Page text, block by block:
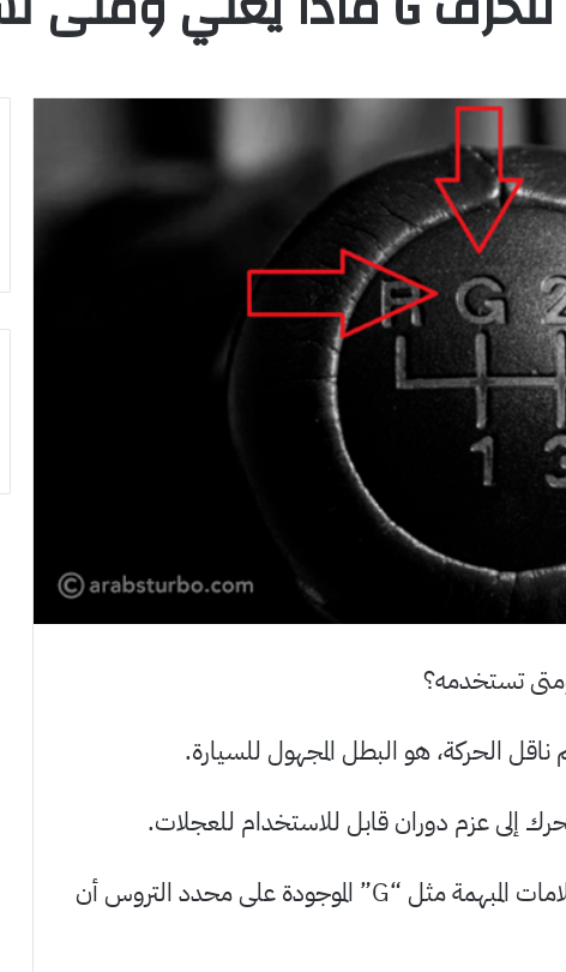
الحركة، هو البطل المجهول للسيارة.
إلى عزم دوران قابل للاستخدام للعجلات.
ولكن ضمن هذا النظام المعقد، يمكن للعلامات المبهمة مثل “G” الموجودة على محدد التروس أن